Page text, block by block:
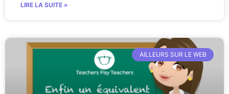
LIRE LA SUITE »
AILLEURS SUR LE WEB